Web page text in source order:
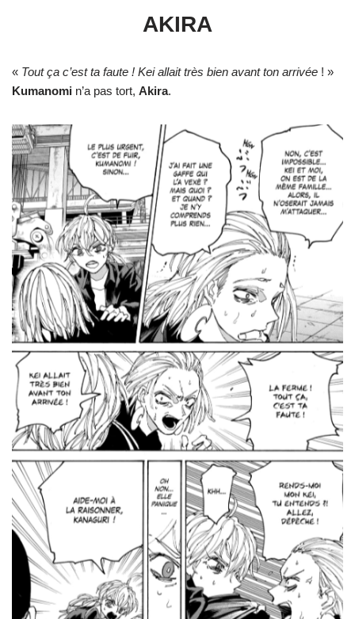
AKIRA
« Tout ça c’est ta faute ! Kei allait très bien avant ton arrivée ! »
Kumanomi n’a pas tort, Akira.